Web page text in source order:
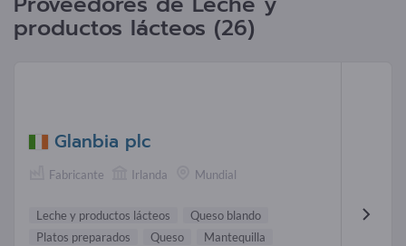
productos lácteos (26)
Glanbia plc
Fabricante Irlanda Mundial
Leche y productos lácteos
Queso blando
Platos preparados
Queso
Mantequilla